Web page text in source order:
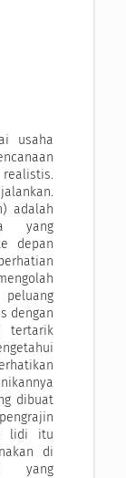
usaha
adalah
yang
depan
dengan
tertarik
dibuat
lidi itu
di
yang